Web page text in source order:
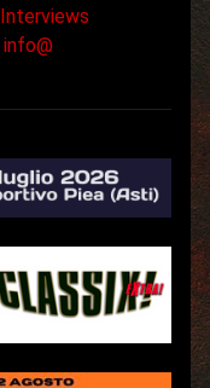
Interviews
info@